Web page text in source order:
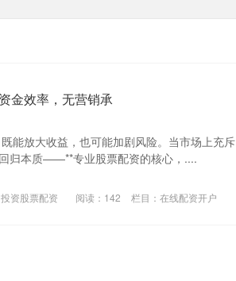
金效率，无营销承
能放大收益，也可能加剧风险。当市场上充斥
归本质——**专业股票配资的核心，....
资股票配资 阅读： 142 栏目：在线配资开户